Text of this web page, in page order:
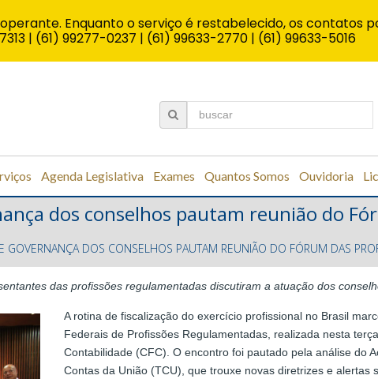
Agenda Legislativa Exames Quantos Somos Ouvidoria
dos conselhos pautam reunião do
GOVERNANÇA DOS CONSELHOS PAUTAM REUNIÃO DO FÓRUM DAS
das profissões regulamentadas discutiram a atuação dos
A rotina de fiscalização do exercício profissional no Brasil
Federais de Profissões Regulamentadas, realizada nesta
Contabilidade (CFC). O encontro foi pautado pela análise do
Contas da União (TCU), que trouxe novas diretrizes e
Enquanto o serviço é restabelecido, os contatos
7313 | (61) 99277-0237 | (61) 99633-2770 | (61) 99633-5016